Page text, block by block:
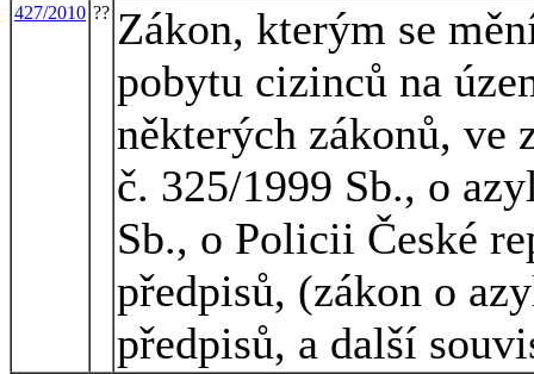
427/2010 ?? Zákon, kterým se
pobytu cizinců na
některých zákonů, ve
č. 325/1999 Sb., o
Sb., o Policii České
předpisů, (zákon o
předpisů, a další